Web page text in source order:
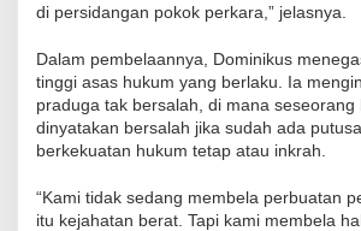
di persidangan pokok perkara,” jelasnya.
Dalam pembelaannya, Dominikus
tinggi asas hukum yang berlaku. Ia
praduga tak bersalah, di mana seseorang
dinyatakan bersalah jika sudah ada
berkekuatan hukum tetap atau inkrah.
“Kami tidak sedang membela perbuatan
itu kejahatan berat. Tapi kami membela